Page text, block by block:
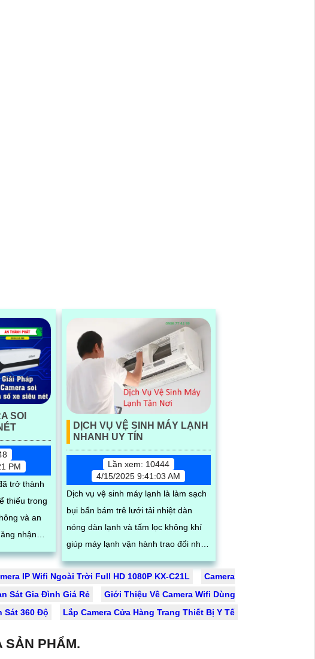
SOI
PM
trở thành
thiếu trong
và an
số một
nâng
DỊCH VỤ VỆ SINH MÁY LẠNH
NHANH UY TÍN
Lần xem: 10444
4/15/2025 9:41:03 AM
Dịch vụ vệ sinh máy lạnh là làm sạch
bụi bẩn bám trê lưới tải nhiệt dàn
nóng dàn lạnh và tấm lọc không khí
giúp máy lạnh vận hành trao đổi nhiệt
trong phòng tốt hơn nâng cao hiệu
suất vần hành của máy lạnh đồng
thời tiết kiệm điện và tạo không khí
trong lành chống mùi hôi
IP Wifi Ngoài Trời Full HD 1080P KX-C21L
Camera
Sát Gia Đình Giá Rẻ
Giới Thiệu Về Camera Wifi Dùng
Sát 360 Độ Lắp Camera Cửa Hàng Trang Thiết Bị Y Tế
SẢN PHẨM.